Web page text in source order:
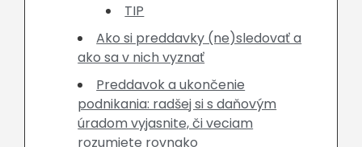
TIP
Ako si preddavky (ne)sledovať a
ako sa v nich vyznať
Preddavok a ukončenie
podnikania: radšej si s daňovým
úradom vyjasnite, či veciam
rozumiete rovnako